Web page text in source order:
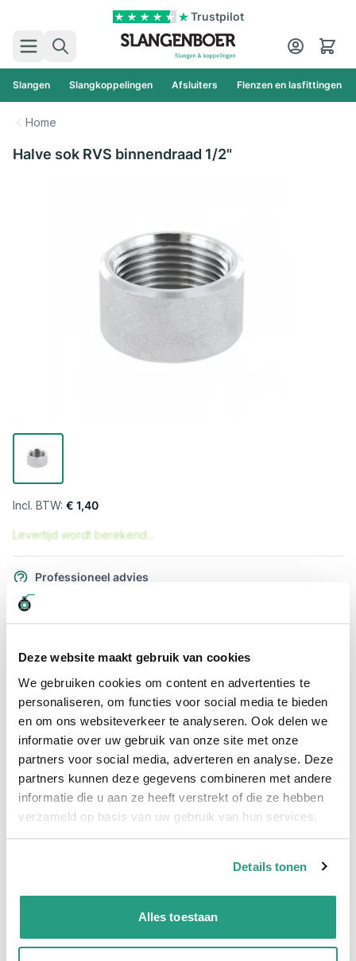
Deze website maakt gebruik van cookies
We gebruiken cookies om content en advertenties te
personaliseren, om functies voor social media te bieden
en om ons websiteverkeer te analyseren. Ook delen we
informatie over uw gebruik van onze site met onze
partners voor social media, adverteren en analyse. Deze
partners kunnen deze gegevens combineren met andere
informatie die u aan ze heeft verstrekt of die ze hebben
verzameld op basis van uw gebruik van hun services.
Details tonen
Alles toestaan
Trustpilot
Zoek
Cart
Slangen Slangkoppelingen Afsluiters Flenzen en lasfittingen
Home
Halve sok RVS binnendraad 1/2"
€ 1,40
Levertijd wordt berekend...
Professioneel advies
Hoge klantbeoordelingen: 9/10
Snel naar
Meer informatie
Meer informatie
Maatvoering koppeling 1/2"
Materiaal RVS
We zijn beschikbaar van ma t/m vr van 08:00 tot 17:00 uur.